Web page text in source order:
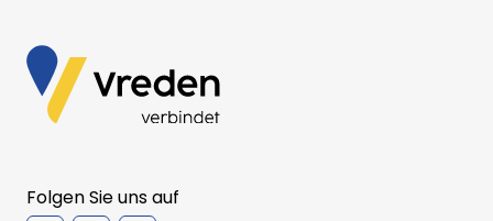
Folgen Sie uns auf